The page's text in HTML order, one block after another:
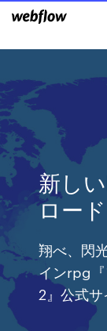
新し
ロード
翔べ、閃
インrpg
2』公式サ